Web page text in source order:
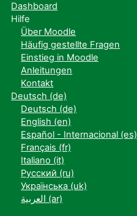
Dashboard
Hilfe
Über Moodle
Häufig gestellte Fragen
Einstieg in Moodle
Anleitungen
Kontakt
Deutsch ‎(de)‎
Deutsch ‎(de)‎
English ‎(en)‎
Español - Internacional ‎(es)‎
Français ‎(fr)‎
Italiano ‎(it)‎
Русский ‎(ru)‎
Українська ‎(uk)‎
العربية ‎(ar)‎